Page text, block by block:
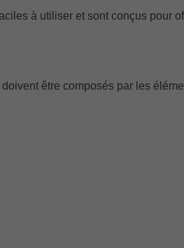
à utiliser et sont conçus pour
être composés par les